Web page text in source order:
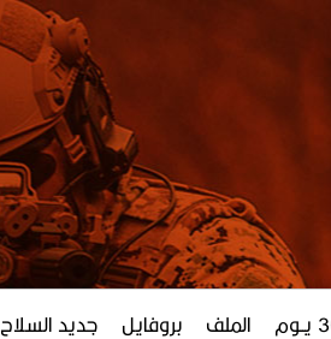
الملف بروفايل جديد السلاح